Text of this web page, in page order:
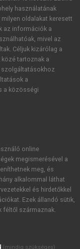
akcióiról.
használatának
oldalakat keresett
az információk a
mivel az
Céljuk kizárólag a
tartoznak a
a
a közösségi
online
megismerésével a
meg, és
alkalommal láthat
és hirdetőkkel
Ezek állandó sütik,
féltől származnak.
(mindig szükséges)